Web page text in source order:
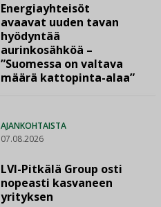
Energiayhteisöt
avaavat uuden tavan
hyödyntää
aurinkosähköä –
”Suomessa on valtava
määrä kattopinta-alaa”
AJANKOHTAISTA
07.08.2026
LVI-Pitkälä Group osti
nopeasti kasvaneen
yrityksen